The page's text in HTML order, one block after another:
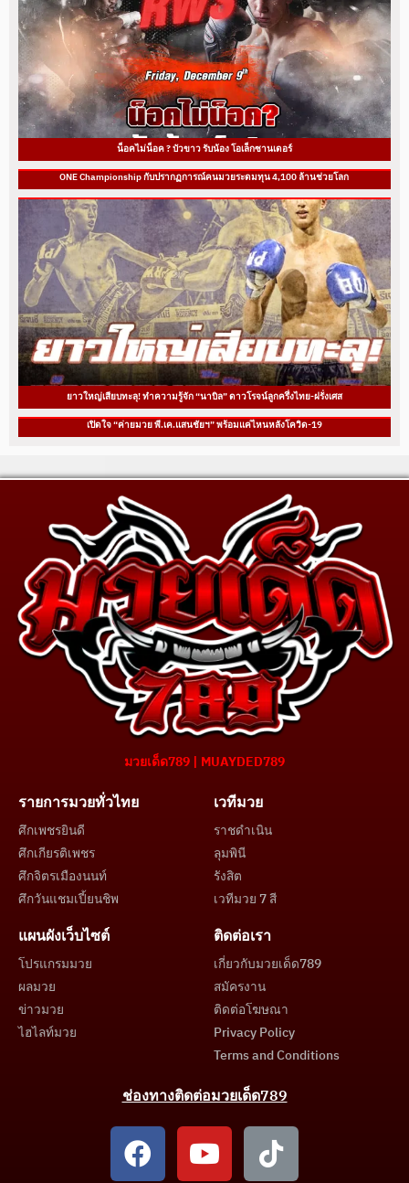
น็อคไม่น็อค ? บัวขาว รับน้อง โอเล็กซานเดอร์
ONE Championship กับปรากฏการณ์คนมวยระดมทุน 4,100 ล้านช่วยโลก
ยาวใหญ่เสียบทะลุ! ทำความรู้จัก “นาบิล” ดาวโรจน์ลูกครึ่งไทย-ฝรั่งเศส
เปิดใจ “ค่ายมวย พี.เค.แสนชัยฯ” พร้อมแค่ไหนหลังโควิด-19
มวยเด็ด789 | MUAYDED789
รายการมวยทั่วไทย
ศึกเพชรยินดี
ศึกเกียรติเพชร
ศึกจิตรเมืองนนท์
ศึกวันแชมเปี้ยนชิพ
เวทีมวย
ราชดำเนิน
ลุมพินี
รังสิต
เวทีมวย 7 สี
แผนผังเว็บไซต์
โปรแกรมมวย
ผลมวย
ข่าวมวย
ไฮไลท์มวย
ติดต่อเรา
เกี่ยวกับมวยเด็ด789
สมัครงาน
ติดต่อโฆษณา
Privacy Policy
Terms and Conditions
ช่องทางติดต่อมวยเด็ด789